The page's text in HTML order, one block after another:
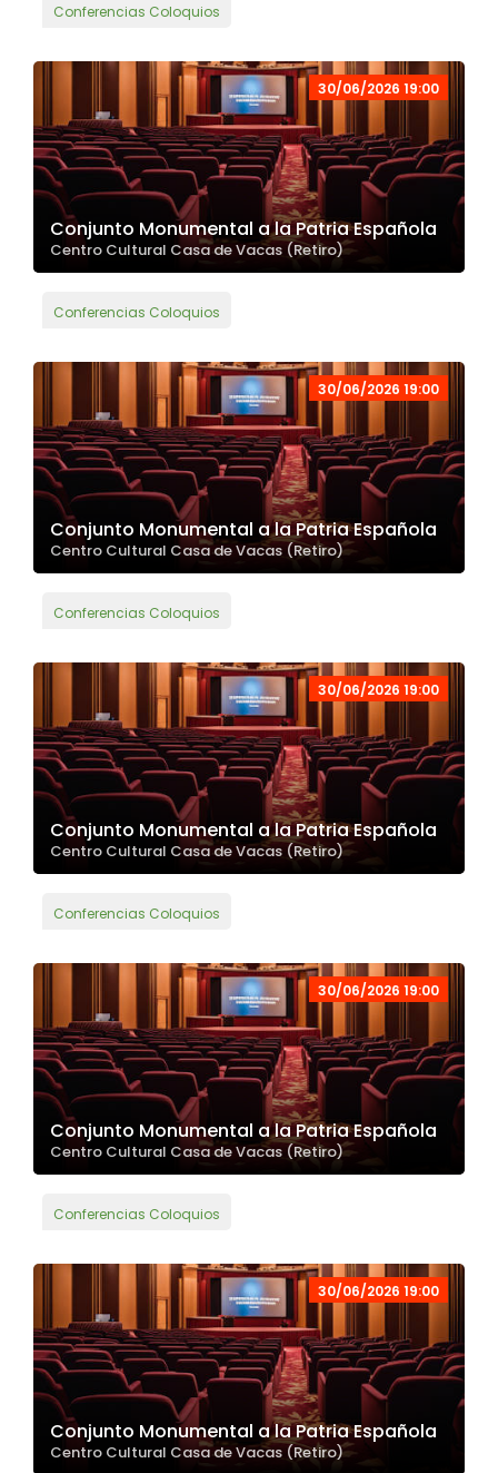
Conferencias Coloquios
30/06/2026 19:00
Conjunto Monumental a la Patria Española
Centro Cultural Casa de Vacas (Retiro)
Conferencias Coloquios
30/06/2026 19:00
Conjunto Monumental a la Patria Española
Centro Cultural Casa de Vacas (Retiro)
Conferencias Coloquios
30/06/2026 19:00
Conjunto Monumental a la Patria Española
Centro Cultural Casa de Vacas (Retiro)
Conferencias Coloquios
30/06/2026 19:00
Conjunto Monumental a la Patria Española
Centro Cultural Casa de Vacas (Retiro)
Conferencias Coloquios
30/06/2026 19:00
Conjunto Monumental a la Patria Española
Centro Cultural Casa de Vacas (Retiro)